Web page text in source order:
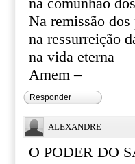
na comunhão
Na remissão dos
na ressurreição
na vida eterna
Amem –
Responder
ALEXANDRE
O PODER DO